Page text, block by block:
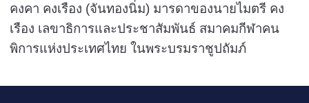
คงคา คงเรือง (จันทองนิ่ม) มารดาของนายไมตรี คง
เรือง เลขาธิการและประชาสัมพันธ์ สมาคมกีฬาคน
พิการแห่งประเทศไทย ในพระบรมราชูปถัมภ์